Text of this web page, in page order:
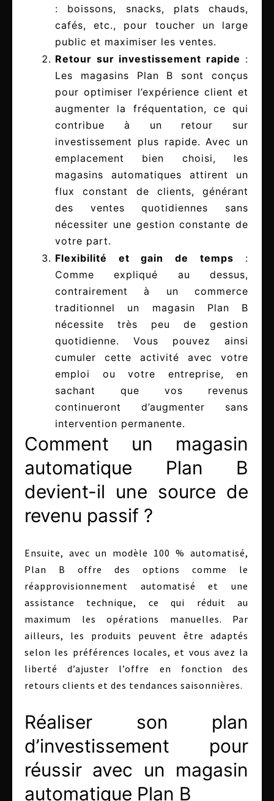
: boissons, snacks, plats chauds,
cafés, etc., pour toucher un large
public et maximiser les ventes.
Retour sur investissement rapide :
Les magasins Plan B sont conçus
pour optimiser l’expérience client et
augmenter la fréquentation, ce qui
contribue à un retour sur
investissement plus rapide. Avec un
emplacement bien choisi, les
magasins automatiques attirent un
flux constant de clients, générant
des ventes quotidiennes sans
nécessiter une gestion constante de
votre part.
Flexibilité et gain de temps :
Comme expliqué au dessus,
contrairement à un commerce
traditionnel un magasin Plan B
nécessite très peu de gestion
quotidienne. Vous pouvez ainsi
cumuler cette activité avec votre
emploi ou votre entreprise, en
sachant que vos revenus
continueront d’augmenter sans
intervention permanente.
Comment un magasin
automatique Plan B
devient-il une source de
revenu passif ?
Ensuite, avec un modèle 100 % automatisé,
Plan B offre des options comme le
réapprovisionnement automatisé et une
assistance technique, ce qui réduit au
maximum les opérations manuelles. Par
ailleurs, les produits peuvent être adaptés
selon les préférences locales, et vous avez la
liberté d’ajuster l’offre en fonction des
retours clients et des tendances saisonnières.
Réaliser son plan
d’investissement pour
réussir avec un magasin
automatique Plan B